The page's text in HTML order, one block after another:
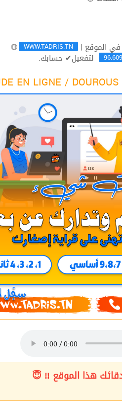
WWW.TADRIS.TN
🌐
لتفعيل✔ حسابك.
EN LIGNE /
هذا الموقع ‼ 😇